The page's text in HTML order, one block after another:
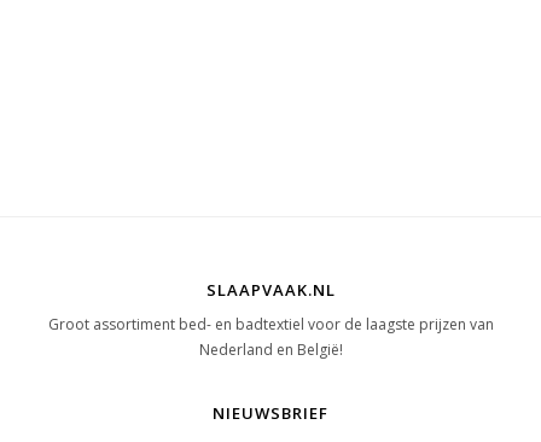
SLAAPVAAK.NL
Groot assortiment bed- en badtextiel voor de laagste prijzen van
Nederland en België!
NIEUWSBRIEF